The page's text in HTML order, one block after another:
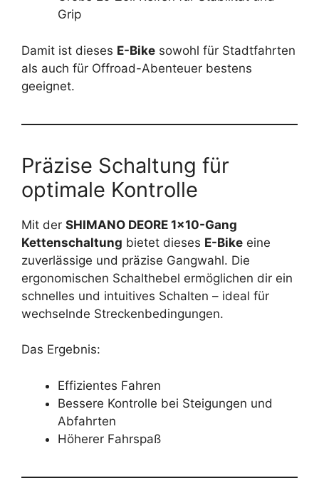
Grip
Damit ist dieses E-Bike sowohl für Stadtfahrten
als auch für Offroad-Abenteuer bestens
geeignet.
Präzise Schaltung für
optimale Kontrolle
Mit der SHIMANO DEORE 1×10-Gang
Kettenschaltung bietet dieses E-Bike eine
zuverlässige und präzise Gangwahl. Die
ergonomischen Schalthebel ermöglichen dir ein
schnelles und intuitives Schalten – ideal für
wechselnde Streckenbedingungen.
Das Ergebnis:
Effizientes Fahren
Bessere Kontrolle bei Steigungen und
Abfahrten
Höherer Fahrspaß